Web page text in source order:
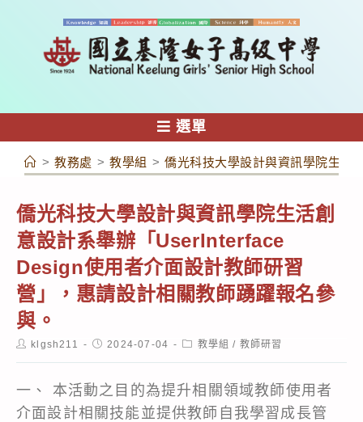
容
選單
> 教務處 > 教學組 > 僑光科技大學設計與資訊學院生活
僑光科技大學設計與資訊學院生活創
意設計系舉辦「UserInterface
Design使用者介面設計教師研習
營」，惠請設計相關教師踴躍報名參
與。
Postklgsh211
Post2024-07-04
Post教學組 / 教師研習
一、 本活動之目的為提升相關領域教師使用者
介面設計相關技能並提供教師自我學習成長管